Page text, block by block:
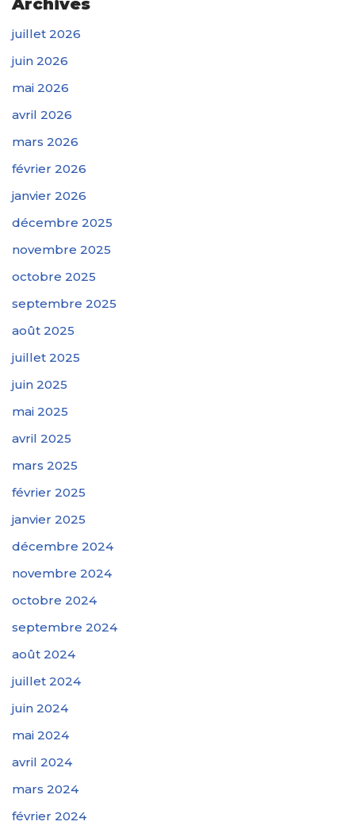
Archives
juillet 2026
juin 2026
mai 2026
avril 2026
mars 2026
février 2026
janvier 2026
décembre 2025
novembre 2025
octobre 2025
septembre 2025
août 2025
juillet 2025
juin 2025
mai 2025
avril 2025
mars 2025
février 2025
janvier 2025
décembre 2024
novembre 2024
octobre 2024
septembre 2024
août 2024
juillet 2024
juin 2024
mai 2024
avril 2024
mars 2024
février 2024